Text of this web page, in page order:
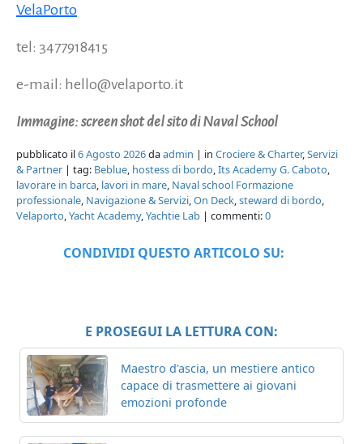
VelaPorto
tel: 3477918415
e-mail: hello@velaporto.it
Immagine: screen shot del sito di Naval School
pubblicato il6 Agosto 2026daadmin | in Crociere & Charter, Servizi
& Partner | tag: Beblue hostess di bordo Its Academy G. Caboto
lavorare in barca lavori in mare Naval school Formazione
professionale Navigazione & Servizi On Deck steward di bordo
Velaporto Yacht Academy, Yachtie Lab | commenti:0
CONDIVIDI QUESTO ARTICOLO SU:
E PROSEGUI LA LETTURA CON:
Maestro d'ascia, un mestiere antico
capace di trasmettere ai giovani
emozioni profonde